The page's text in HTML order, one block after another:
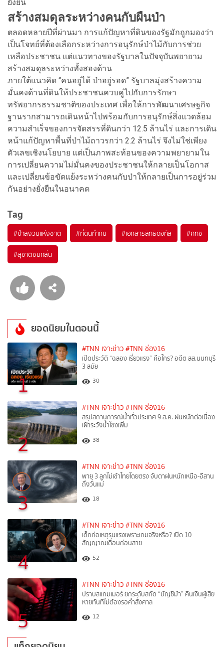
ยั่งยืน
สร้างสมดุลระหว่างคนกับผืนป่า
ตลอดหลายปีที่ผ่านมา การแก้ปัญหาที่ดินของรัฐมักถูกมองว่า
เป็นโจทย์ที่ต้องเลือกระหว่างการอนุรักษ์ป่าไม้กับการช่วย
เหลือประชาชน แต่แนวทางของรัฐบาลในปัจจุบันพยายาม
สร้างสมดุลระหว่างทั้งสองด้าน
ภายใต้แนวคิด “คนอยู่ได้ ป่าอยู่รอด” รัฐบาลมุ่งสร้างความ
มั่นคงด้านที่ดินให้ประชาชนควบคู่ไปกับการรักษา
ทรัพยากรธรรมชาติของประเทศ เพื่อให้การพัฒนาเศรษฐกิจ
ฐานรากสามารถเดินหน้าไปพร้อมกับการอนุรักษ์สิ่งแวดล้อม
ความสำเร็จของการจัดสรรที่ดินกว่า 12.5 ล้านไร่ และการเดิน
หน้าแก้ปัญหาพื้นที่ป่าไม้ถาวรกว่า 2.2 ล้านไร่ จึงไม่ใช่เพียง
ตัวเลขเชิงนโยบาย แต่เป็นภาพสะท้อนของความพยายามใน
การเปลี่ยนความไม่มั่นคงของประชาชนให้กลายเป็นโอกาส
และเปลี่ยนข้อขัดแย้งระหว่างคนกับป่าให้กลายเป็นการอยู่ร่วม
กันอย่างยั่งยืนในอนาคต
Tag
#ป่าสงวนแห่งชาติ #ที่ดินทำกิน #เอกสารสิทธิดิจิทัล #คทช
#สุชาติชมกลิ่น
ยอดนิยมในตอนนี้
1
#TNN เจาะข่าว #TNN ช่อง16
เปิดประวัติ “ฉลอง เรี่ยวแรง” คือใคร? อดีต สส.นนทบุรี
3 สมัย
30
2
#TNN เจาะข่าว #TNN ช่อง16
สรุปสถานการณ์น้ำทั่วประเทศ 9 ส.ค. ฝนหนักต่อเนื่อง
เฝ้าระวังน้ำโขงเพิ่ม
38
3
#TNN เจาะข่าว #TNN ช่อง16
พายุ 3 ลูกไม่เข้าไทยโดยตรง จับตาฝนหนักเหนือ-อีสาน
ถึงวันแม่
18
4
#TNN เจาะข่าว #TNN ช่อง16
เด็กก่อเหตุรุนแรงเพราะเกมจริงหรือ? เปิด 10
สัญญาณเตือนก่อนสาย
52
5
#TNN เจาะข่าว #TNN ช่อง16
ปราบสแกมเมอร์ ยกระดับสกัด “บัญชีม้า” คืนเงินผู้เสีย
หายทันทีไม่ต้องรอคำสั่งศาล
12